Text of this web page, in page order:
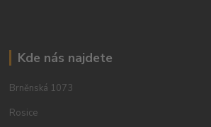
Kde nás najdete
Brněnská 1073
Rosice